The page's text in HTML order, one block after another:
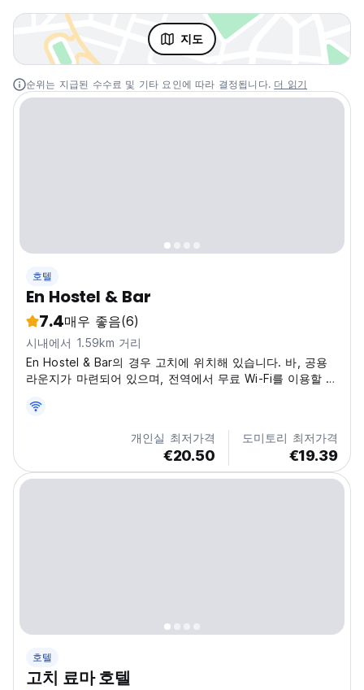
지도
순위는 지급된 수수료 및 기타 요인에 따라 결정됩니다. 더 읽기
호텔
En Hostel & Bar
7.4매우 좋음(6)
시내에서 1.59km 거리
En Hostel & Bar의 경우 고치에 위치해 있습니다. 바, 공용
라운지가 마련되어 있으며, 전역에서 무료 Wi-Fi를 이용할 수
개인실 최저가격
€20.50
도미토리 최저가격
€19.39
호텔
고치 료마 호텔